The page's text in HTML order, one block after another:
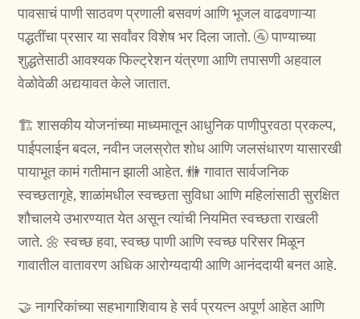
पावसाचं पाणी साठवण प्रणाली बसवणं आणि भूजल वाढवणाऱ्या
पद्धतींचा प्रसार या सर्वांवर विशेष भर दिला जातो. 🚰 पाण्याच्या
शुद्धतेसाठी आवश्यक फिल्ट्रेशन यंत्रणा आणि तपासणी अहवाल
वेळोवेळी अद्ययावत केले जातात.
🏗️ शासकीय योजनांच्या माध्यमातून आधुनिक पाणीपुरवठा प्रकल्प,
पाईपलाईन बदल, नवीन जलस्रोत शोध आणि जलसंधारण यासारखी
पायाभूत कामं गतीमान झाली आहेत. 🚻 गावात सार्वजनिक
स्वच्छतागृहे, शाळांमधील स्वच्छता सुविधा आणि महिलांसाठी सुरक्षित
शौचालये उभारण्यात येत असून त्यांची नियमित स्वच्छता राखली
जाते. 🌼 स्वच्छ हवा, स्वच्छ पाणी आणि स्वच्छ परिसर मिळून
गावातील वातावरण अधिक आरोग्यदायी आणि आनंददायी बनत आहे.
🤝 नागरिकांच्या सहभागाशिवाय हे सर्व प्रयत्न अपूर्ण आहेत आणि